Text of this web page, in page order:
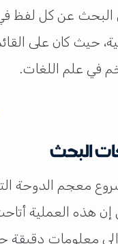
عن كل لفظ في
حيث كان على
في علم اللغات.
البحث
معجم الدوحة
إن هذه العملية
إلى معلومات دقيقة